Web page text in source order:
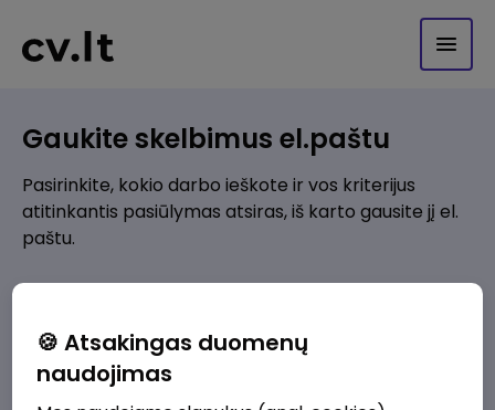
Gaukite skelbimus el.paštu
Pasirinkite, kokio darbo ieškote ir vos kriterijus
atitinkantis pasiūlymas atsiras, iš karto gausite jį el.
paštu.
Pridėti naują
🍪 Atsakingas duomenų
naudojimas